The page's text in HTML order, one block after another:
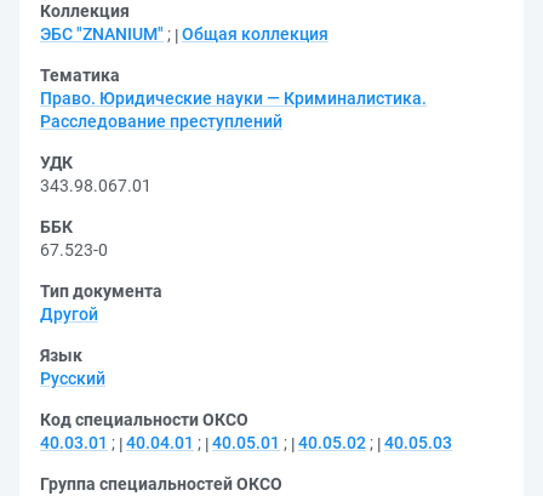
Коллекция
ЭБС "ZNANIUM" ; Общая коллекция
Тематика
Право. Юридические науки — Криминалистика.
Расследование преступлений
УДК
343.98.067.01
ББК
67.523-0
Тип документа
Другой
Язык
Русский
Код специальности ОКСО
40.03.01 ; 40.04.01 ; 40.05.01 ; 40.05.02 ; 40.05.03
Группа специальностей ОКСО